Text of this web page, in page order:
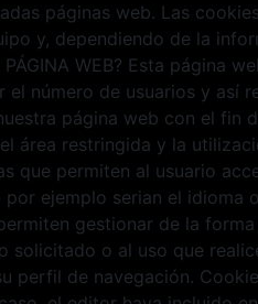
páginas web. Las
y, dependiendo de la
PÁGINA WEB? Esta
número de usuarios y así
página web con el
área restringida y la
que permiten al usuario
ejemplo serian el
gestionar de la
o al uso que
perfil de navegación.